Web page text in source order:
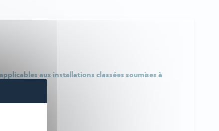
aux installations classées soumises à